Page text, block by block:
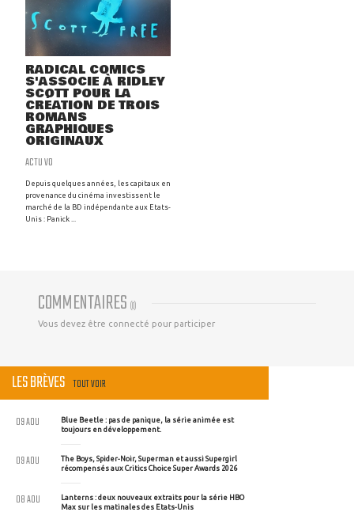
RADICAL COMICS
S'ASSOCIE À RIDLEY
SCOTT POUR LA
CRÉATION DE TROIS
ROMANS
GRAPHIQUES
ORIGINAUX
ACTU VO
Depuis quelques années, les capitaux en
provenance du cinéma investissent le
marché de la BD indépendante aux Etats-
Unis : Panick ...
COMMENTAIRES (0)
Vous devez être connecté pour participer
LES BRÈVES TOUT VOIR
Blue Beetle : pas de panique, la série animée est
toujours en développement.
09 AOU
The Boys, Spider-Noir, Superman et aussi Supergirl
récompensés aux Critics Choice Super Awards 2026
09 AOU
Lanterns : deux nouveaux extraits pour la série HBO
Max sur les matinales des Etats-Unis
08 AOU